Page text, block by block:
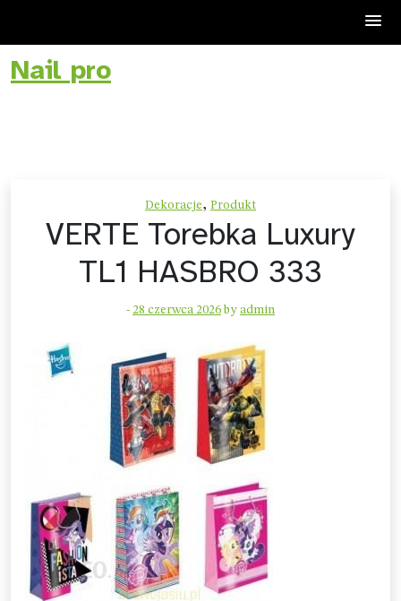
Skip
toNail pro
Dekoracje, Produkt
VERTE Torebka Luxury
TL1 HASBRO 333
- 28 czerwca 2026 by admin